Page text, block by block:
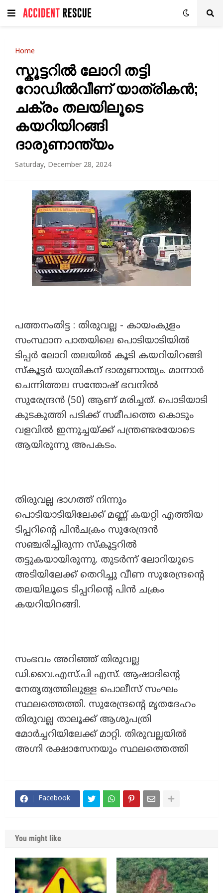
Home
സ്കൂട്ടറിൽ ലോറി തട്ടി
റോഡിൽവീണ് യാത്രികൻ;
ചക്രം തലയിലൂടെ
കയറിയിറങ്ങി
ദാരുണാന്ത്യം
Saturday, December 28, 2024
പത്തനംതിട്ട : തിരുവല്ല - കായംകുളം
സംസ്ഥാന പാതയിലെ പൊടിയാടിയിൽ
ടിപ്പർ ലോറി തലയിൽ കൂടി കയറിയിറങ്ങി
സ്കൂട്ടർ യാത്രികന് ദാരുണാന്ത്യം. മാന്നാർ
ചെന്നിത്തല സന്തോഷ് ഭവനിൽ
സുരേന്ദ്രൻ (50) ആണ് മരിച്ചത്. പൊടിയാടി
കുടകുത്തി പടിക്ക് സമീപത്തെ കൊടും
വളവിൽ ഇന്നുച്ചയ്ക്ക് പന്ത്രണ്ടരയോടെ
ആയിരുന്നു അപകടം.
തിരുവല്ല ഭാഗത്ത് നിന്നും
പൊടിയാടിയിലേക്ക് മണ്ണ് കയറ്റി എത്തിയ
ടിപ്പറിന്‍റെ പിൻചക്രം സുരേന്ദ്രൻ
സഞ്ചരിച്ചിരുന്ന സ്കൂട്ടറിൽ
തട്ടുകയായിരുന്നു. തുടർന്ന് ലോറിയുടെ
അടിയിലേക്ക് തെറിച്ചു വീണ സുരേന്ദ്രന്റെ
തലയിലൂടെ ടിപ്പറിന്‍റെ പിൻ ചക്രം
കയറിയിറങ്ങി.
സംഭവം അറിഞ്ഞ് തിരുവല്ല
ഡി.വൈ.എസ്.പി എസ്. ആഷാദിന്റെ
നേതൃത്വത്തിലുള്ള പൊലീസ് സംഘം
സ്ഥലത്തെത്തി. സുരേന്ദ്രന്റെ മൃതദേഹം
തിരുവല്ല താലൂക്ക് ആശുപത്രി
മോർച്ചറിയിലേക്ക് മാറ്റി. തിരുവല്ലയിൽ
അഗ്നി രക്ഷാസേനയും സ്ഥലത്തെത്തി
Facebook
You might like